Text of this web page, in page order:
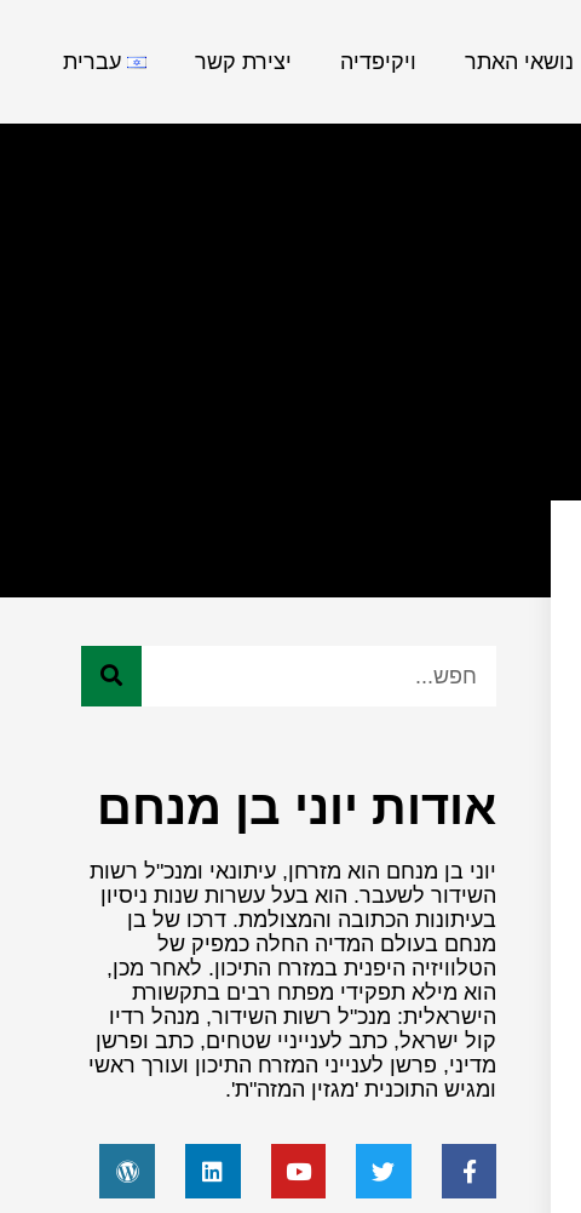
נושאי האתר ויקיפדיה יצירת קשר עברית
אודות יוני בן מנחם
יוני בן מנחם הוא מזרחן, עיתונאי ומנכ"ל רשות
השידור לשעבר. הוא בעל עשרות שנות ניסיון
בעיתונות הכתובה והמצולמת. דרכו של בן
מנחם בעולם המדיה החלה כמפיק של
הטלוויזיה היפנית במזרח התיכון. לאחר מכן,
הוא מילא תפקידי מפתח רבים בתקשורת
הישראלית: מנכ"ל רשות השידור, מנהל רדיו
קול ישראל, כתב לענייניי שטחים, כתב ופרשן
מדיני, פרשן לענייני המזרח התיכון ועורך ראשי
ומגיש התוכנית 'מגזין המזה"ת'.